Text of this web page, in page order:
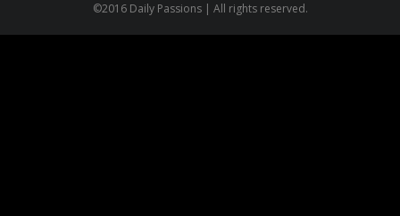
©2016 Daily Passions | All rights reserved.